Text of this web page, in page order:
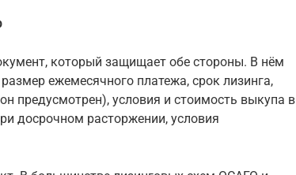
который защищает обе стороны. В нём
ежемесячного платежа, срок лизинга,
предусмотрен), условия и стоимость выкупа в
досрочном расторжении, условия